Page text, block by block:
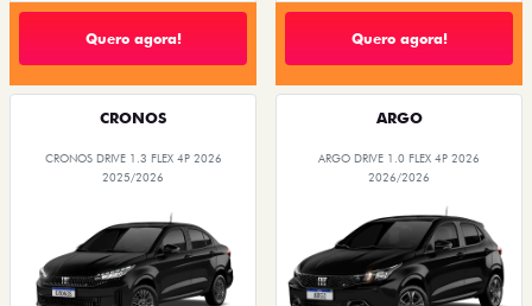
Quero agora! Quero agora!
CRONOS
CRONOS DRIVE 1.3 FLEX 4P 2026
2025/2026
ARGO
ARGO DRIVE 1.0 FLEX 4P 2026
2026/2026